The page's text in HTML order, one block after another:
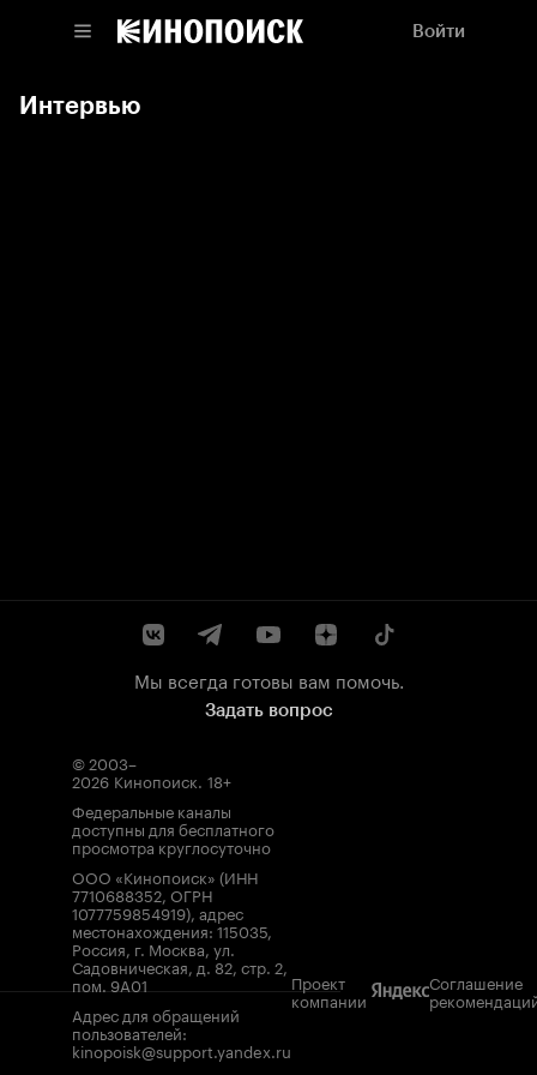
Войти
Интервью
Мы всегда готовы вам помочь.
Задать вопрос
© 2003–
2026 Кинопоиск. 18+
Федеральные каналы
доступны для бесплатного
просмотра круглосуточно
ООО «Кинопоиск» (ИНН
7710688352, ОГРН
1077759854919), адрес
местонахождения: 115035,
Россия, г. Москва, ул.
Садовническая, д. 82, стр. 2,
пом. 9А01
Адрес для обращений
пользователей:
kinopoisk@support.yandex.ru
Проект
компании
Соглашение